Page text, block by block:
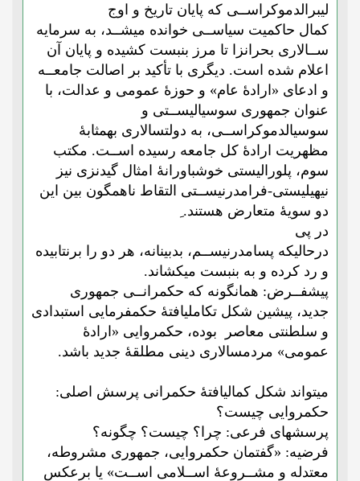
لیبرالدموکراســی که پایان تاریخ و اوج
کمال حاکمیت سیاســی خوانده میشــد، به سرمایه
ســالاری بحرانزا تا مرز بنبست کشیده و پایان آن
اعلام شده است. دیگری با تأکید بر اصالت جامعــه
و ادعای «ارادۀ عام» و حوزۀ عمومی و عدالت، با
عنوان جمهوری سوسیالیســتی و
سوسیالدموکراســی، به دولتسالاری بهمثابۀ
مظهریت ارادۀ کل جامعه رسیده اســت. مکتب
سوم، پلورالیستی خوشباورانۀ امثال گیدنزی نیز
نیهیلیستی-فرامدرنیســتی التقاط ناهمگون بین این
دو سویۀ متعارض هستند. ِ
در پی
درحالیکه پسامدرنیســم، بدبینانه، هر دو را برنتابیده
و رد کرده و به بنبست میکشاند.
پیشفــرض: همانگونه که حکمرانــی جمهوری
جدید، پیشین شکل تکاملیافتۀ حکمفرمایی استبدادی
و سلطنتی معاصر بوده، حکمروایی «ارادۀ
عمومی» مردمسالاری دینی مطلقۀ جدید باشد.
میتواند شکل کمالیافتۀ حکمرانی پرسش اصلی:
حکمروایی چیست؟
پرسشهای فرعی: چرا؟ چیست؟ چگونه؟
فرضیه: «گفتمان حکمروایی، جمهوری مشروطه،
معتدله و مشــروعۀ اســلامی اســت» یا برعکس